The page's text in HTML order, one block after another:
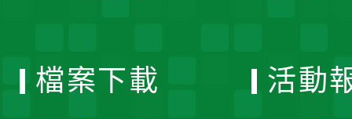
檔案下載 活動